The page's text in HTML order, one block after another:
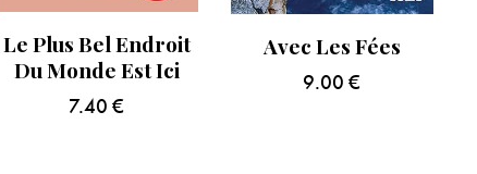
Le Plus Bel Endroit
Du Monde Est Ici
7.40 €
Avec Les Fées
9.00 €